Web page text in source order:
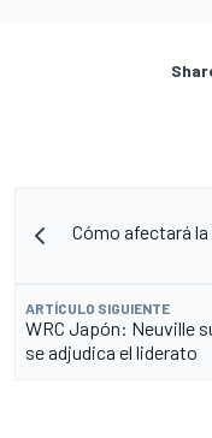
Cómo afectará
ARTÍCULO SIGUIENTE
WRC Japón: Neuville
se adjudica el liderato